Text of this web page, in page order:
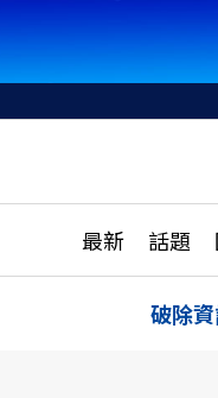
最新 話題
活動
破除